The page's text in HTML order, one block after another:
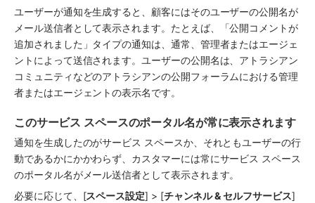
ユーザーが通知を生成すると、顧客にはそのユーザーの公開名が
メール送信者として表示されます。たとえば、「公開コメントが
追加されました」タイプの通知は、通常、管理者またはエージェ
ントによって送信されます。ユーザーの公開名は、アトラシアン
コミュニティなどのアトラシアンの公開フォーラムにおける管理
者またはエージェントの表示名です。
このサービス スペースのポータル名が常に表示されます
通知を生成したのがサービス スペースか、それともユーザーの行
動であるかにかかわらず、カスタマーには常にサービス スペース
のポータル名がメール送信者として表示されます。
必要に応じて、[スペース設定] > [チャンネル & セルフサービス]